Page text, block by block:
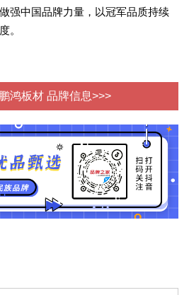
强中国品牌力量，以冠军品质持续
。
鸿板材 品牌信息>>>